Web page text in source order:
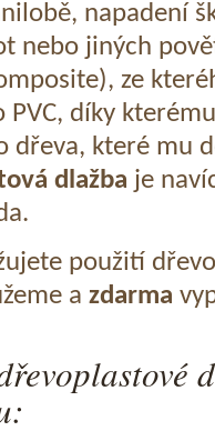
napadení
nebo jiných
ze
PVC, díky
dřeva, které mu
dlažba je
použití
a zdarma